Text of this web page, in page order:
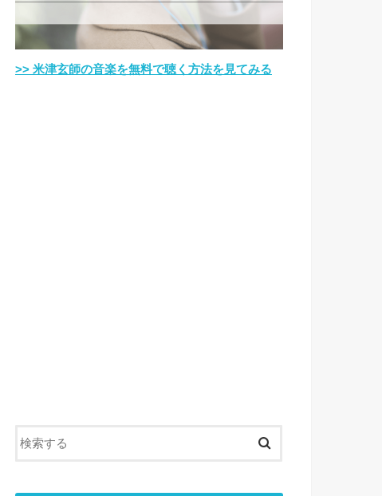
>> 米津玄師の音楽を無料で聴く方法を見てみる